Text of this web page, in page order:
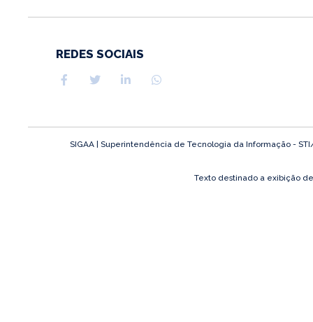
REDES SOCIAIS
SIGAA | Superintendência de Tecnologia da Informação -
Texto destinado a exibição